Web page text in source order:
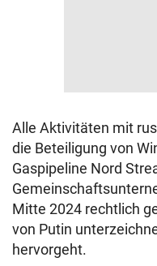
Alle Aktivitäten mit
die Beteiligung von
Gaspipeline Nord
Mitte 2024 rechtlich
von Putin
hervorgeht.